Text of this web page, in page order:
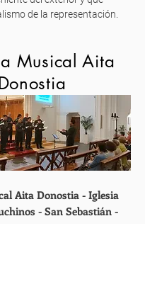
de la representación.
Musical Aita
Aita Donostia - Iglesia
- San Sebastián -